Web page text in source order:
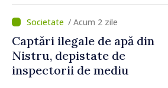
și a polițiștilor de frontieră
/ Acum 2 zile
Captări ilegale de apă din
Nistru, depistate de
inspectorii de mediu